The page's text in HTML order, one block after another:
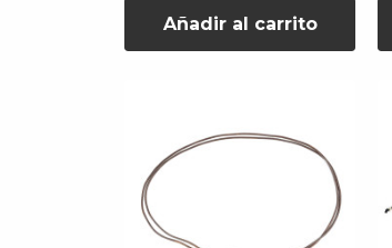
Añadir al carrito